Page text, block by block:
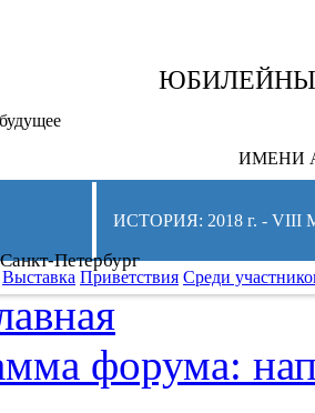
ИМЕНИ
Петербург
ИСТОРИЯ: 2018 г. -
Выставка Приветствия Среди
форума: